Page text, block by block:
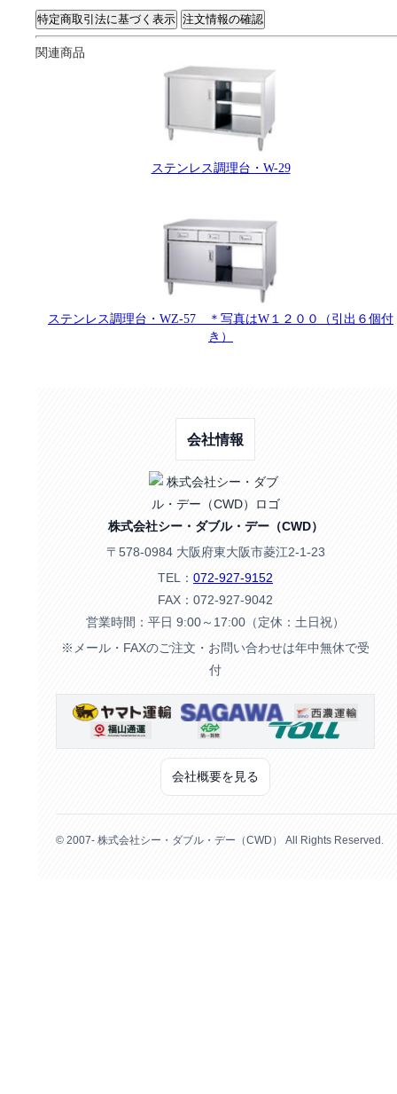
関連商品
ステンレス調理台・W-29
ステンレス調理台・WZ-57 ＊写真はW１２００（引出６個付
き）
会社情報
株式会社シー・ダブル・デー（CWD）
〒578-0984 大阪府東大阪市菱江2-1-23
TEL： 072-927-9152
FAX：072-927-9042
営業時間：平日 9:00～17:00（定休：土日祝）
※メール・FAXのご注文・お問い合わせは年中無休で受
付
会社概要を見る
© 2007- 株式会社シー・ダブル・デー（CWD） All Rights Reserved.